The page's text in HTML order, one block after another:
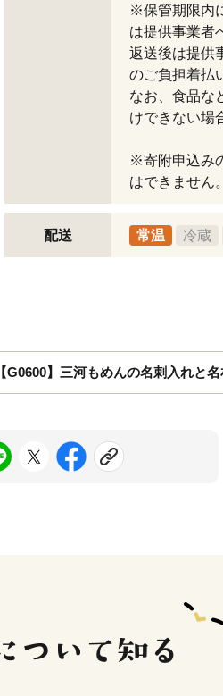
※保管期限内
は提供事業者
返送後は提供
のご負担着払
なお、食品な
けできない場
※寄附申込み
はできません。
配送 常温 冷蔵
【G0600】三河もめんの名刺入れ